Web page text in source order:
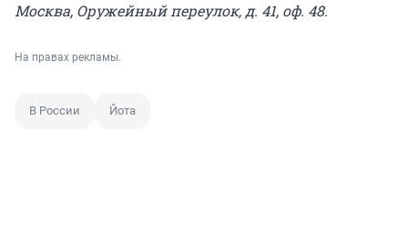
Москва, Оружейный переулок, д. 41, оф. 48.
На правах рекламы.
В России Йота